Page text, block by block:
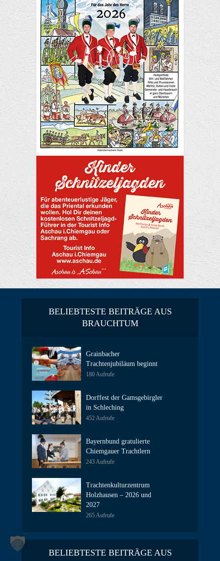
BELIEBTESTE BEITRÄGE AUS
BRAUCHTUM
Grainbacher
Trachtenjubiläum beginnt
180 Aufrufe
Dorffest der Gamsgebirgler
in Schleching
452 Aufrufe
Bayernbund gratulierte
Chiemgauer Trachtlern
243 Aufrufe
Trachtenkulturzentrum
Holzhausen – 2026 und
2027
265 Aufrufe
BELIEBTESTE BEITRÄGE AUS